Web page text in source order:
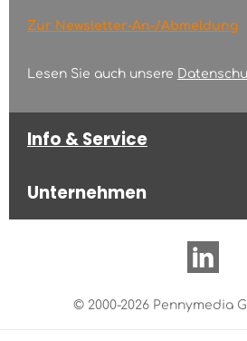
Zur Newsletter-An-/Abmeldung
Lesen Sie auch unsere
Info & Service
Unternehmen
© 2000-2026 Pennymedia